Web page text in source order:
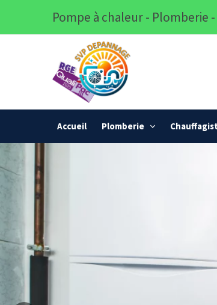
Pompe à chaleur - Plomberie
Accueil Plomberie